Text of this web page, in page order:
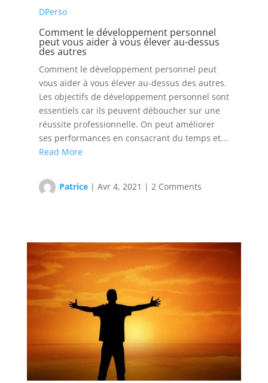
DPerso
Comment le développement personnel
peut vous aider à vous élever au-dessus
des autres
Comment le développement personnel peut
vous aider à vous élever au-dessus des autres.
Les objectifs de développement personnel sont
essentiels car ils peuvent déboucher sur une
réussite professionnelle. On peut améliorer
ses performances en consacrant du temps et...
Read More
Patrice| Avr 4, 2021 | 2 Comments